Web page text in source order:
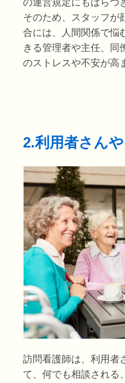
そのため、スタッフが
合には、人間関係で悩
きる管理者や主任、同
のストレスや不安が高
2.利用者さん
訪問看護師は、利用者
て、何でも相談される